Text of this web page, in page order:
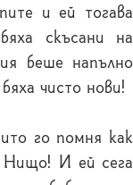
и ей тогава
скъсани на
беше напълно
чисто нови!
го помня как
Нищо! И ей сега